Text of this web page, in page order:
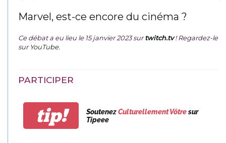
Marvel, est-ce encore du cinéma ?
Ce débat a eu lieu le 15 janvier 2023 surtwitch.tv ! Regardez-le
surYouTube.
PARTICIPER
tip! SoutenezCulturellement Vôtresur
Tipeee